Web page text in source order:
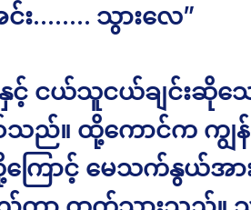
း…….. သွားလေ”
ငယ်သူငယ်ချင်းဆိုသ
ြစ်သည်။ ထို့ကောင်က က
ြောင့် မေသက်နွယ်အား